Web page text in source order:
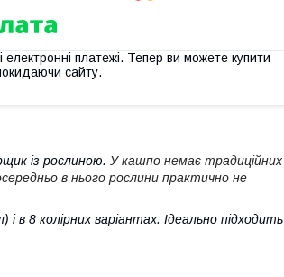
електронні платежі. Тепер ви можете купити
сайту.
із рослиною. У кашпо немає традиційних
в нього рослини практично не
в 8 колірних варіантах. Ідеально підходить